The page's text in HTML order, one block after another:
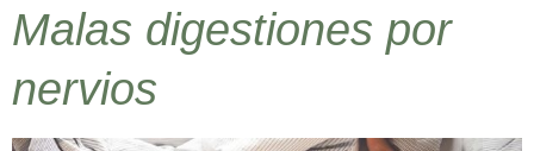
Malas digestiones por
nervios